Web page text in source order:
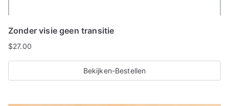
Zonder visie geen transitie
$27.00
Bekijken-Bestellen